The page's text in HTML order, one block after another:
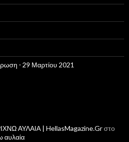
⋅ 29 Μαρτίου 2021
ΑΥΛΑΙΑ | HellasMagazine.Grστο
αυλαία